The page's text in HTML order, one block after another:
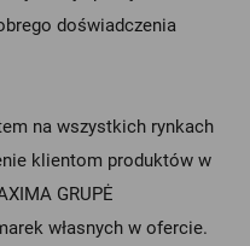
doświadczenia
na wszystkich rynkach
klientom produktów w
GRUPĖ
własnych w ofercie.